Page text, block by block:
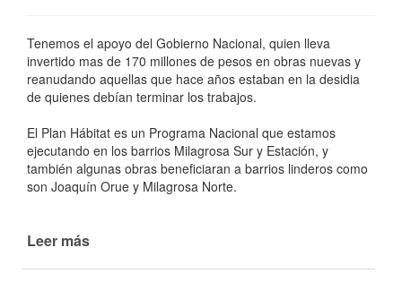
Tenemos el apoyo del Gobierno Nacional, quien lleva
invertido mas de 170 millones de pesos en obras nuevas y
reanudando aquellas que hace años estaban en la desidia
de quienes debían terminar los trabajos.
El Plan Hábitat es un Programa Nacional que estamos
ejecutando en los barrios Milagrosa Sur y Estación, y
también algunas obras beneficiaran a barrios linderos como
son Joaquín Orue y Milagrosa Norte.
Leer más